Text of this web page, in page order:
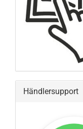
Händlersupport